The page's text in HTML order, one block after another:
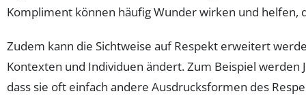
Kompliment können häufig Wunder wirken und helfen,
Zudem kann die Sichtweise auf Respekt erweitert
Kontexten und Individuen ändert. Zum Beispiel
dass sie oft einfach andere Ausdrucksformen des